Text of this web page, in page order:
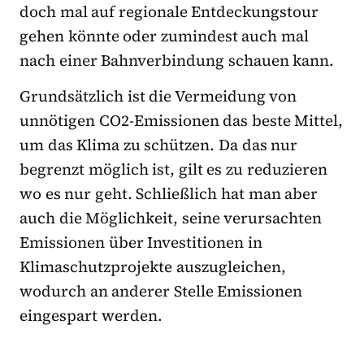
doch mal auf regionale Entdeckungstour
gehen könnte oder zumindest auch mal
nach einer Bahnverbindung schauen kann.
Grundsätzlich ist die Vermeidung von
unnötigen CO2-Emissionen das beste Mittel,
um das Klima zu schützen. Da das nur
begrenzt möglich ist, gilt es zu reduzieren
wo es nur geht. Schließlich hat man aber
auch die Möglichkeit, seine verursachten
Emissionen über Investitionen in
Klimaschutzprojekte auszugleichen,
wodurch an anderer Stelle Emissionen
eingespart werden.